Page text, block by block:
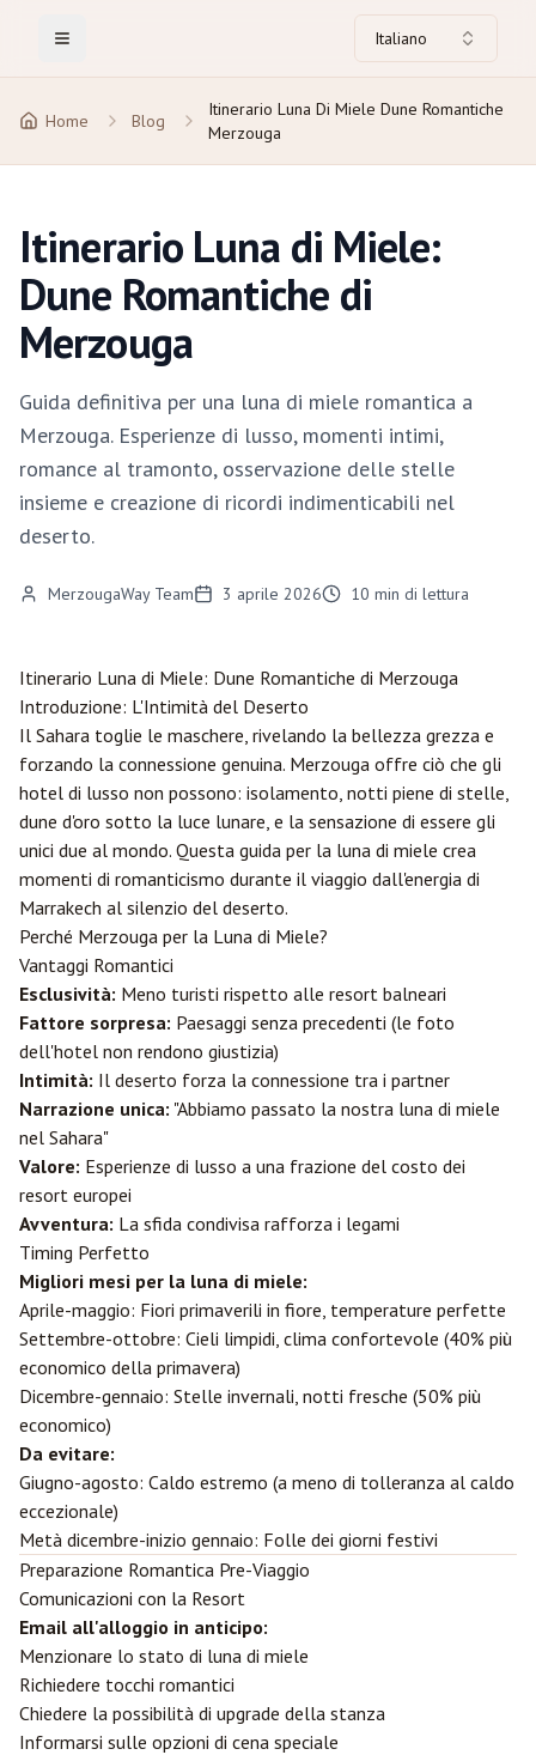
Toggle Menu Italiano
Home Blog
Itinerario Luna Di Miele Dune Romantiche
Merzouga
Itinerario Luna di Miele:
Dune Romantiche di
Merzouga
Guida definitiva per una luna di miele romantica a
Merzouga. Esperienze di lusso, momenti intimi,
romance al tramonto, osservazione delle stelle
insieme e creazione di ricordi indimenticabili nel
deserto.
MerzougaWay Team 3 aprile 2026 10 min di lettura
Itinerario Luna di Miele: Dune Romantiche di Merzouga
Introduzione: L'Intimità del Deserto
Il Sahara toglie le maschere, rivelando la bellezza grezza e
forzando la connessione genuina. Merzouga offre ciò che gli
hotel di lusso non possono: isolamento, notti piene di stelle,
dune d'oro sotto la luce lunare, e la sensazione di essere gli
unici due al mondo. Questa guida per la luna di miele crea
momenti di romanticismo durante il viaggio dall'energia di
Marrakech al silenzio del deserto.
Perché Merzouga per la Luna di Miele?
Vantaggi Romantici
Esclusività: Meno turisti rispetto alle resort balneari
Fattore sorpresa: Paesaggi senza precedenti (le foto
dell'hotel non rendono giustizia)
Intimità: Il deserto forza la connessione tra i partner
Narrazione unica: "Abbiamo passato la nostra luna di miele
nel Sahara"
Valore: Esperienze di lusso a una frazione del costo dei
resort europei
Avventura: La sfida condivisa rafforza i legami
Timing Perfetto
Migliori mesi per la luna di miele:
Aprile-maggio: Fiori primaverili in fiore, temperature perfette
Settembre-ottobre: Cieli limpidi, clima confortevole (40% più
economico della primavera)
Dicembre-gennaio: Stelle invernali, notti fresche (50% più
economico)
Da evitare:
Giugno-agosto: Caldo estremo (a meno di tolleranza al caldo
eccezionale)
Metà dicembre-inizio gennaio: Folle dei giorni festivi
Preparazione Romantica Pre-Viaggio
Comunicazioni con la Resort
Email all'alloggio in anticipo:
Menzionare lo stato di luna di miele
Richiedere tocchi romantici
Chiedere la possibilità di upgrade della stanza
Informarsi sulle opzioni di cena speciale